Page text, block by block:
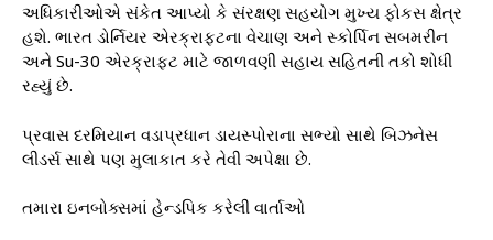
અધિકારીઓએ સંકેત આપ્યો કે સંરક્ષણ સહયોગ મુખ્ય ફોકસ ક્ષેત્ર
હશે. ભારત ડોર્નિયર એરક્રાફ્ટના વેચાણ અને સ્કોર્પિન સબમરીન
અને Su-30 એરક્રાફ્ટ માટે જાળવણી સહાય સહિતની તકો શોધી
રહ્યું છે.
પ્રવાસ દરમિયાન વડાપ્રધાન ડાયસ્પોરાના સભ્યો સાથે બિઝનેસ
લીડર્સ સાથે પણ મુલાકાત કરે તેવી અપેક્ષા છે.
તમારા ઇનબોક્સમાં હેન્ડપિક કરેલી વાર્તાઓ